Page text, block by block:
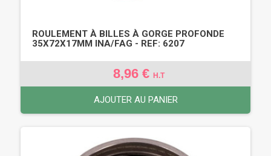
ROULEMENT À BILLES À GORGE PROFONDE
35X72X17MM INA/FAG - REF: 6207
8,96 € H.T
AJOUTER AU PANIER